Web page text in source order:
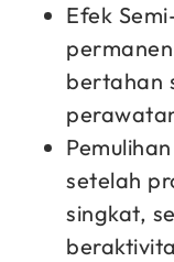
Efek
bertahan
setelah
singkat,